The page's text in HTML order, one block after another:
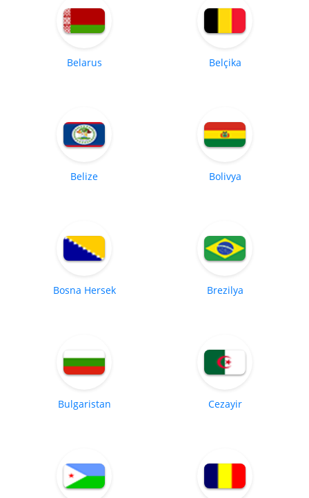
Belarus Belçika
Belize Bolivya
Bosna Hersek Brezilya
Bulgaristan Cezayir